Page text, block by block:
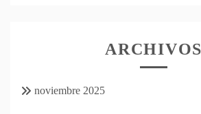
ARCHIVOS
noviembre 2025